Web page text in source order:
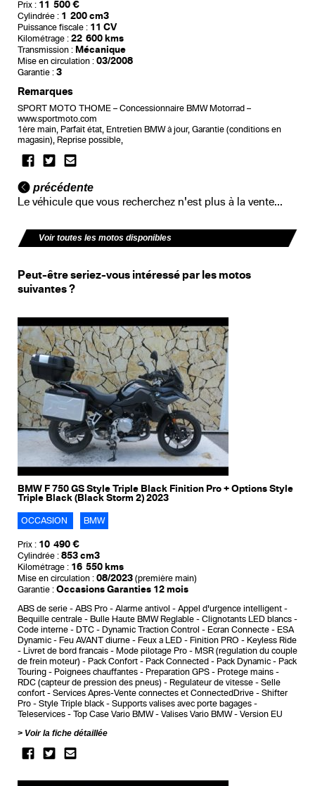
Prix : 11 500 €
Cylindrée : 1 200 cm3
Puissance fiscale : 11 CV
Kilométrage : 22 600 kms
Transmission : Mécanique
Mise en circulation : 03/2008
Garantie : 3
Remarques
SPORT MOTO THOME – Concessionnaire BMW Motorrad –
www.sportmoto.com
1ère main, Parfait état, Entretien BMW à jour, Garantie (conditions en
magasin), Reprise possible,
précédente
Le véhicule que vous recherchez n'est plus à la vente...
Voir toutes les motos disponibles
Peut-être seriez-vous intéressé par les motos
suivantes ?
BMW F 750 GS Style Triple Black Finition Pro + Options Style
Triple Black (Black Storm 2) 2023
OCCASION BMW
Prix : 10 490 €
Cylindrée : 853 cm3
Kilométrage : 16 550 kms
Mise en circulation : 08/2023 (première main)
Garantie : Occasions Garanties 12 mois
ABS de serie ABS Pro Alarme antivol
Appel d'urgence intelligent
Bequille centrale
Bulle Haute BMW Reglable
Clignotants LED blancs
Code interne
DTC - Dynamic Traction Control Ecran Connecte
ESA
Dynamic
Feu AVANT diurne Feux a LED Finition PRO
Keyless Ride
Livret de bord francais
Mode pilotage Pro
MSR (regulation du couple
de frein moteur)
Pack Confort Pack Connected Pack Dynamic
Pack
Touring
Poignees chauffantes Preparation GPS
Protege mains
RDC (capteur de pression des pneus)
Regulateur de vitesse
Selle
confort
Services Apres-Vente connectes et ConnectedDrive
Shifter
Pro
Style Triple black
Supports valises avec porte bagages
Teleservices
Top Case Vario BMW Valises Vario BMW
Version EU
Voir la fiche détaillée